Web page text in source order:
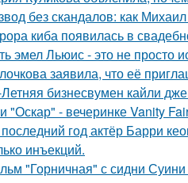
без скандалов: как
киба появилась в
эмел Льюис - это не просто
заявила, что её
бизнесвумен кайли
"Оскар" - вечеринке Vanity
год актёр Барри
инъекций.
"Горничная" с сидни